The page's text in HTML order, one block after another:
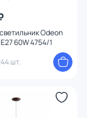
Odeon
60W 4754/1
шт.